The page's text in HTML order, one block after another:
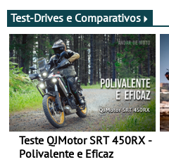
Test-Drives e Comparativos
Teste QJMotor SRT 450RX -
Polivalente e Eficaz